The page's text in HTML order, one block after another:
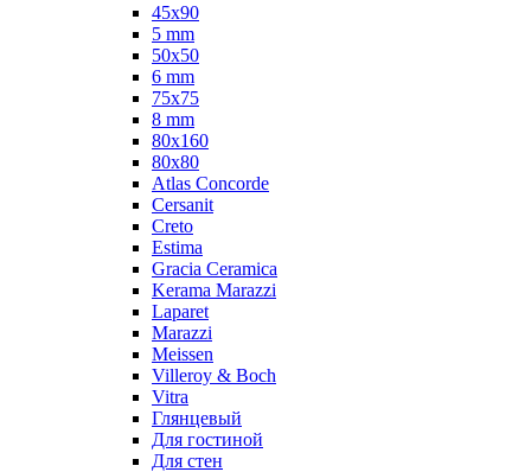
45x90
5 mm
50x50
6 mm
75х75
8 mm
80x160
80x80
Atlas Concorde
Cersanit
Creto
Estima
Gracia Ceramica
Kerama Marazzi
Laparet
Marazzi
Meissen
Villeroy & Boch
Vitra
Глянцевый
Для гостиной
Для стен